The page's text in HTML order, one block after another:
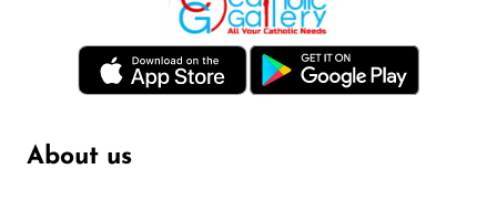
About us